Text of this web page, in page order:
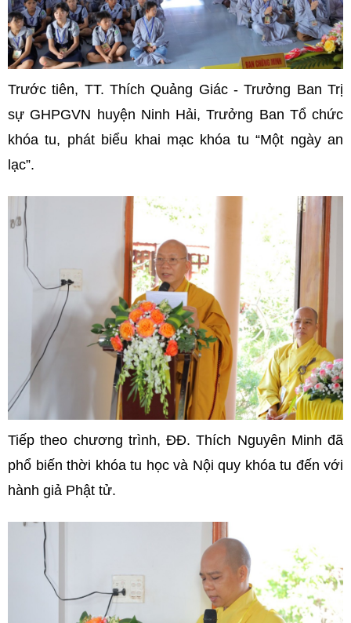
Trước tiên, TT. Thích Quảng Giác - Trưởng Ban Trị
sự GHPGVN huyện Ninh Hải, Trưởng Ban Tổ chức
khóa tu, phát biểu khai mạc khóa tu “Một ngày an
lạc”.
Tiếp theo chương trình, ĐĐ. Thích Nguyên Minh đã
phổ biến thời khóa tu học và Nội quy khóa tu đến với
hành giả Phật tử.